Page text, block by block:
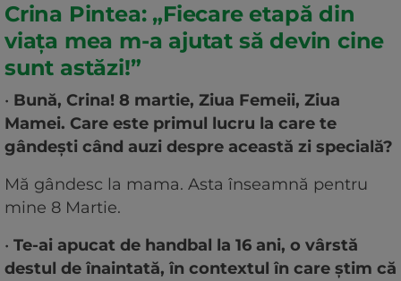
Crina Pintea: „Fiecare etapă din
viața mea m-a ajutat să devin cine
sunt astăzi!”
• Bună, Crina! 8 martie, Ziua Femeii, Ziua
Mamei. Care este primul lucru la care te
gândești când auzi despre această zi specială?
Mă gândesc la mama. Asta înseamnă pentru
mine 8 Martie.
• Te-ai apucat de handbal la 16 ani, o vârstă
destul de înaintată, în contextul în care știm că